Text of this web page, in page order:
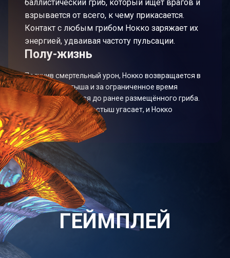
баллистический гриб, который ищет врагов и
взрывается от всего, к чему прикасается.
Контакт с любым грибом Нокко заряжает их
энергией, удваивая частоту пульсации.
Полу-жизнь
Получив смертельный урон, Нокко возвращается в
форму Заростыша и за ограниченное время
должен добраться до ранее размещённого гриба.
Если не успеть, Заростыш угасает, и Нокко
придётся оживлять.
ГЕЙМПЛЕЙ